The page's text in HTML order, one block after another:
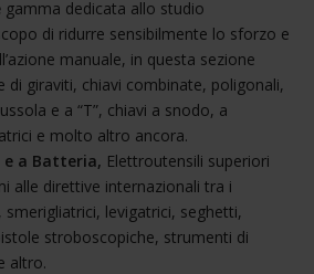
gamma dedicata allo studio
di ridurre sensibilmente lo sforzo e
manuale, in questa sezione
di giraviti, chiavi combinate, poligonali,
e a “T”, chiavi a snodo, a
e molto altro ancora.
e a Batteria, Elettroutensili superiori
alle direttive internazionali tra i
levigatrici, seghetti,
stroboscopiche, strumenti di
altro.